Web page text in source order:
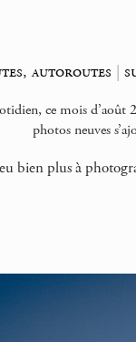
autoroutes |
ce mois d’août
photos neuves
bien plus à